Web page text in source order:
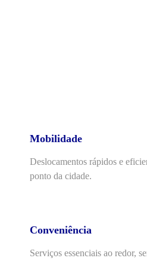
Mobilidade
Deslocamentos rápidos e
ponto da cidade.
Conveniência
Serviços essenciais ao redor,